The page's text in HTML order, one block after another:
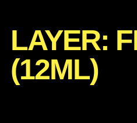
LAYER:
(12ML)